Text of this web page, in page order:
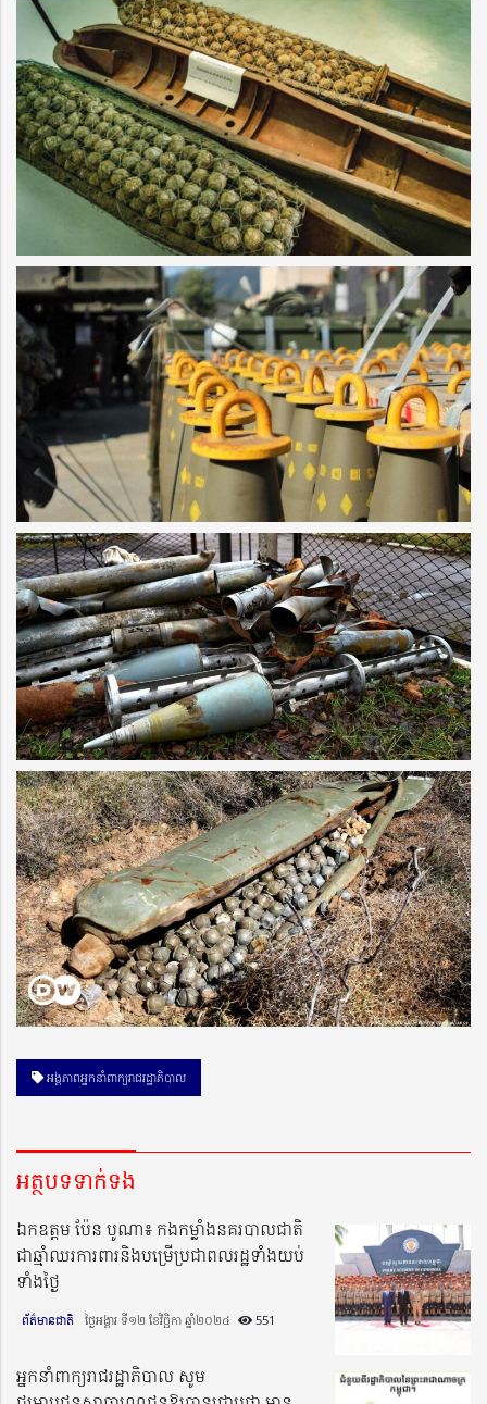
អង្គភាពអ្នកនាំពាក្យរាជរដ្ឋាភិបាល
អត្ថបទទាក់ទង
ឯកឧត្តម ប៉ែន បូណា៖ កងកម្លាំងនគរបាលជាតិ
ជាឆ្មាំឈរការពារនិងបម្រើប្រជាពលរដ្ឋទាំងយប់
ទាំងថ្ងៃ
ព័ត៌មានជាតិ ថ្ងៃអង្គារ ទី១២ ខែវិច្ឆិកា ឆ្នាំ២០២៤​ 551
អ្នកនាំពាក្យរាជរដ្ឋាភិបាល សូម